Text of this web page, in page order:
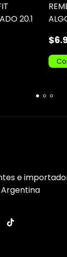
20.1
e